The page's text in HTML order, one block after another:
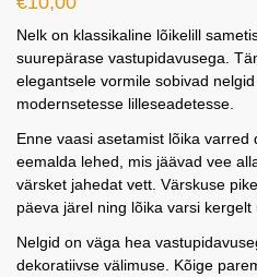
Nelk on klassikaline lõikelill
suurepärase vastupidavusega.
elegantsele vormile sobivad
modernsetesse lilleseadetesse.
Enne vaasi asetamist lõika varred
eemalda lehed, mis jäävad vee
värsket jahedat vett. Värskuse
päeva järel ning lõika varsi kergelt
Nelgid on väga hea
dekoratiivse välimuse. Kõige